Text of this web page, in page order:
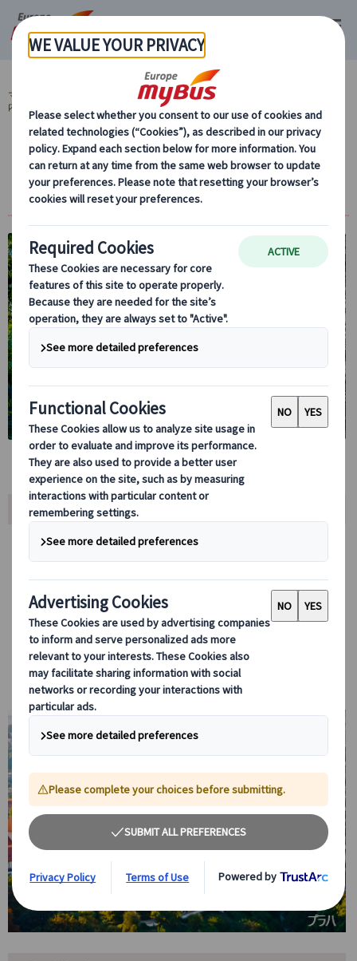
マイバス・ヨーロッパ チェコ (19) プラハ (19)
内観光 (4)
【日本語公認ガイド＆専用車付】百塔の街を
巡る～プラハ半日プライベート観光
ツアー内容
日本語公認ガイド付き・中世ヨーロッパの魅力を凝縮したプラハ歴史
地区観光ツアー
とともに巡る人気の街歩きツアーです。
中世の繁栄を今に伝える石畳の街並みを歩きながら、プラハの歴史・
文化・見どころを効率よく満喫できます。
プラハの象徴であるプラハ城や、30体の聖人像に見守られるカレル
橋、そして15世紀の高度な技術が息づく天文時計台など、中世の香
り漂う街並みをお楽しみいただきます。
日本語公認ガイドが公共交通機関の乗り方もご案内。初めてのプラハ
旅行でも安心して滞在を楽しめ、翌日以降の観光にも役立ちます。